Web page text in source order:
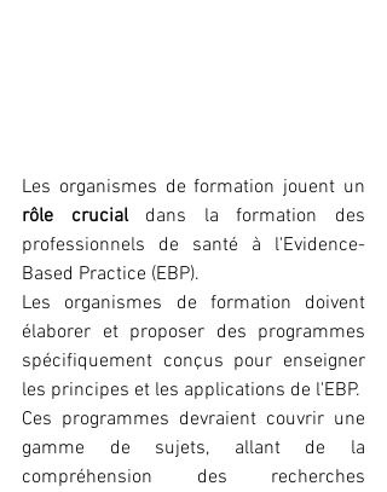
rôle crucial dans la formation des
professionnels de santé à l'Evidence-
Based Practice (EBP).
Les organismes de formation doivent
élaborer et proposer des programmes
spécifiquement conçus pour enseigner
les principes et les applications de l'EBP.
Ces programmes devraient couvrir une
gamme de sujets, allant de la
compréhension des recherches